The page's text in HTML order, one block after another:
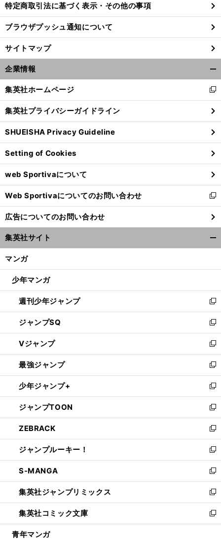
特定商取引法に基づく表示・その他の事項
ブラウザプッシュ通知について
サイトマップ
企業情報
閉
る
集英社ホームページ
新
し
い
ウ
ィ
ン
ド
ウ
で
開
く
集英社プライバシーガイドライン
SHUEISHA Privacy Guideline
Setting of Cookies
web Sportivaについて
Web Sportivaについてのお問い合わせ
新
し
い
ウ
ィ
ン
ウ
開
く
広告についてのお問い合わせ
集英社サイト
マンガ
少年マンガ
週刊少年ジャンプ
新
し
い
ウ
ィ
ン
ド
ウ
で
開
く
ジャンプSQ
新
し
い
ウ
ィ
ン
ド
ウ
で
開
く
Vジャンプ
新
し
い
ウ
ィ
ン
ド
ウ
で
開
く
最強ジャンプ
新
し
い
ウ
ィ
ン
ド
ウ
で
開
く
少年ジャンプ+
新
し
い
ウ
ィ
ン
ド
ウ
で
開
く
ジャンプTOON
新
し
い
ウ
ィ
ン
ド
ウ
で
開
く
ZEBRACK
新
し
い
ウ
ィ
ン
ド
ウ
で
開
ジャンプルーキー！
新
し
い
ウ
ィ
ン
ド
ウ
S-MANGA
新
し
い
ウ
ィ
ン
集英社ジャンプリミックス
新
し
い
ウ
集英社コミック文庫
新
し
青年マンガ